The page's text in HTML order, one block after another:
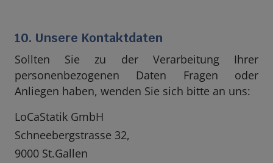
10. Unsere Kontaktdaten
Sollten Sie zu der Verarbeitung Ihrer
personenbezogenen Daten Fragen oder
Anliegen haben, wenden Sie sich bitte an uns:
LoCaStatik GmbH
Schneebergstrasse 32,
9000 St.Gallen